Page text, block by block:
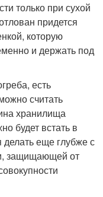
только при сухой
придется
которую
и держать под
есть
считать
хранилища
будет встать в
еще глубже с
защищающей от